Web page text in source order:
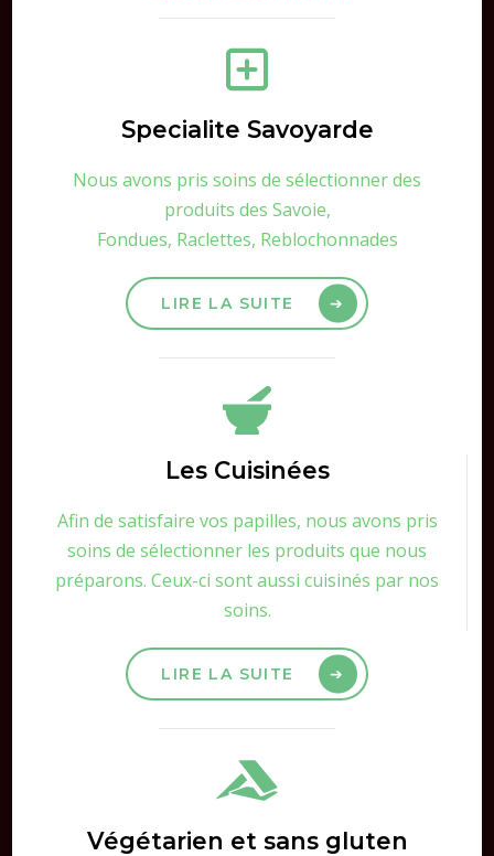
Specialite Savoyarde
Nous avons pris soins de sélectionner des
produits des Savoie,
Fondues, Raclettes, Reblochonnades
LIRE LA SUITE
Les Cuisinées
Afin de satisfaire vos papilles, nous avons pris
soins de sélectionner les produits que nous
préparons. Ceux-ci sont aussi cuisinés par nos
soins.
LIRE LA SUITE
Végétarien et sans gluten